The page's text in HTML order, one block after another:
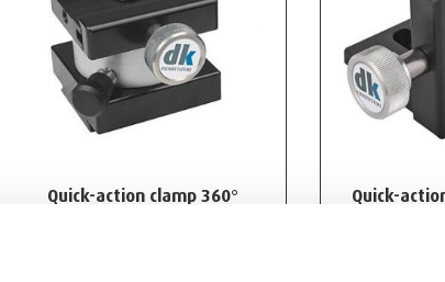
Quick-action clamp 360° Quick-
or 90°